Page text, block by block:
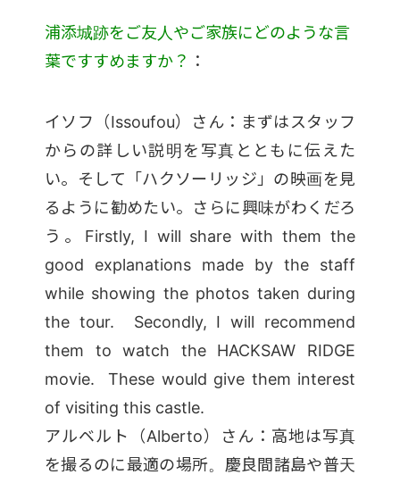
浦添城跡をご友人やご家族にどのような言
葉ですすめますか？ ：
イソフ（Issoufou）さん：まずはスタッフ
からの詳しい説明を写真とともに伝えた
い。そして「ハクソーリッジ」の映画を見
るように勧めたい。さらに興味がわくだろ
う。Firstly, I will share with them the
good explanations made by the staff
while showing the photos taken during
the tour. Secondly, I will recommend
them to watch the HACKSAW RIDGE
movie. These would give them interest
of visiting this castle.
アルベルト（Alberto）さん：高地は写真
を撮るのに最適の場所。慶良間諸島や普天